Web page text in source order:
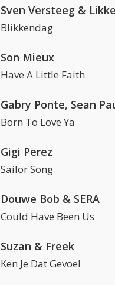
Sven Versteeg &
Blikkendag
Son Mieux
Have A Little Faith
Born To Love Ya
Gigi Perez
Sailor Song
Douwe Bob & SERA
Could Have Been Us
Suzan & Freek
Ken Je Dat Gevoel